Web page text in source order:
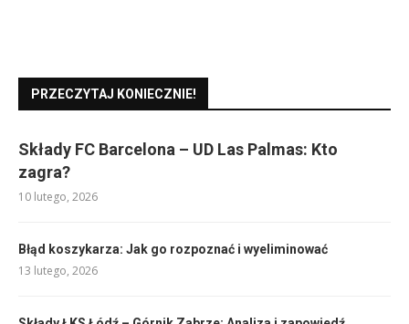
PRZECZYTAJ KONIECZNIE!
Składy FC Barcelona – UD Las Palmas: Kto
zagra?
10 lutego, 2026
Błąd koszykarza: Jak go rozpoznać i wyeliminować
13 lutego, 2026